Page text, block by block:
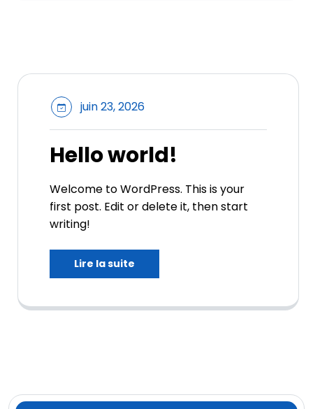
juin 23, 2026
Hello world!
Welcome to WordPress. This is your
first post. Edit or delete it, then start
writing!
Lire la suite